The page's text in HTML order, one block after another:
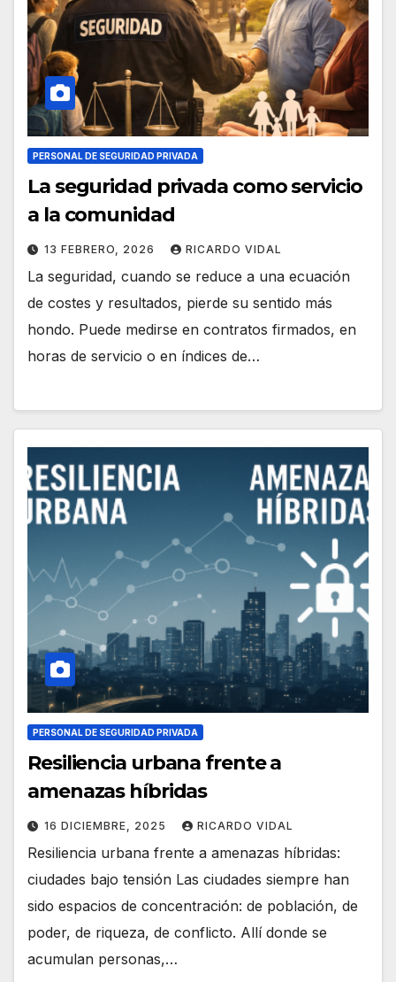
PERSONAL DE SEGURIDAD PRIVADA
La seguridad privada como servicio
a la comunidad
13 FEBRERO, 2026 RICARDO VIDAL
La seguridad, cuando se reduce a una ecuación
de costes y resultados, pierde su sentido más
hondo. Puede medirse en contratos firmados, en
horas de servicio o en índices de…
PERSONAL DE SEGURIDAD PRIVADA
Resiliencia urbana frente a
amenazas híbridas
16 DICIEMBRE, 2025 RICARDO VIDAL
Resiliencia urbana frente a amenazas híbridas:
ciudades bajo tensión Las ciudades siempre han
sido espacios de concentración: de población, de
poder, de riqueza, de conflicto. Allí donde se
acumulan personas,…